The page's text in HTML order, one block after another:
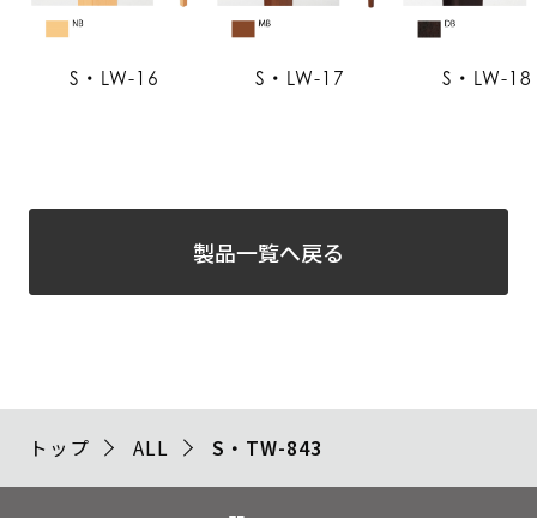
S・LW-16 S・LW-17 S・LW-18
製品一覧へ戻る
トップ ALL S・TW-843